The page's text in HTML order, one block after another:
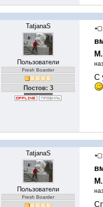
TatjanaS
Пользователи
Fresh Boarder
Постов: 3
С
TatjanaS
Пользователи
Fresh Boarder